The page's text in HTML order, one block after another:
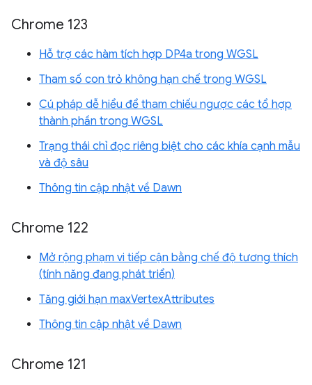
Chrome 123
Hỗ trợ các hàm tích hợp DP4a trong WGSL
Tham số con trỏ không hạn chế trong WGSL
Cú pháp dễ hiểu để tham chiếu ngược các tổ hợp
thành phần trong WGSL
Trạng thái chỉ đọc riêng biệt cho các khía cạnh mẫu
và độ sâu
Thông tin cập nhật về Dawn
Chrome 122
Mở rộng phạm vi tiếp cận bằng chế độ tương thích
(tính năng đang phát triển)
Tăng giới hạn maxVertexAttributes
Thông tin cập nhật về Dawn
Chrome 121